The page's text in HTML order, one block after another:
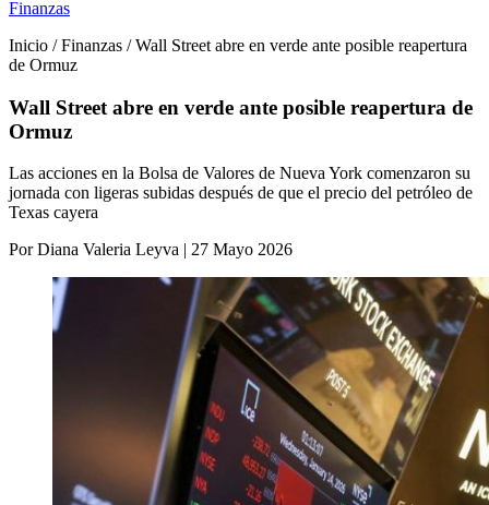
Finanzas
Inicio / Finanzas / Wall Street abre en verde ante posible reapertura
de Ormuz
Wall Street abre en verde ante posible reapertura de
Ormuz
Las acciones en la Bolsa de Valores de Nueva York comenzaron su
jornada con ligeras subidas después de que el precio del petróleo de
Texas cayera
Por Diana Valeria Leyva | 27 Mayo 2026